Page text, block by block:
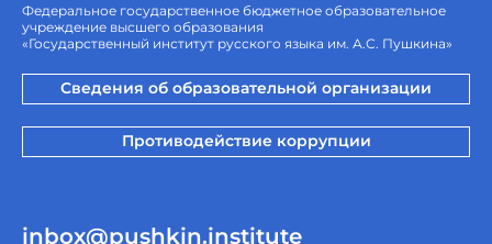
Федеральное государственное бюджетное образовательное
учреждение высшего образования
«Государственный институт русского языка им. А.С. Пушкина»
Сведения об образовательной организации
Противодействие коррупции
inbox@pushkin.institute